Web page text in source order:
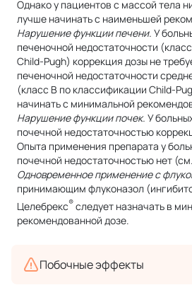
Однако у пациентов с массой тела
лучше начинать с наименьшей
Нарушение функции печени. У
печеночной недостаточности
Child-Pugh) коррекция дозы не
печеночной недостаточности
(класс В по классификации Child-
начинать с минимальной
Нарушение функции почек. У
почечной недостаточностью
Опыта применения препарата у
почечной недостаточностью нет
Одновременное применение с
принимающим флуконазол
Целебрекс® следует назначать в
рекомендованной дозе.
Побочные эффекты